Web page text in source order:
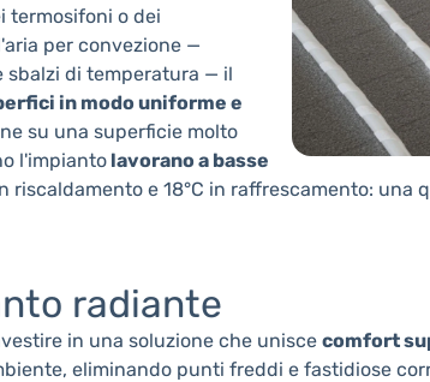
termosifoni o dei
per convezione —
di temperatura — il
in modo uniforme e
su una superficie molto
l'impianto lavorano a basse
riscaldamento e 18°C in raffrescamento:
radiante
in una soluzione che unisce comfort
eliminando punti freddi e fastidiose